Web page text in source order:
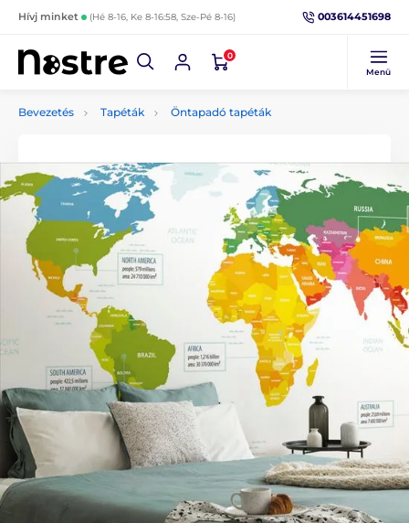
Hívj minket (Hé 8-16, Ke 8-16:58, Sze-Pé 8-16) 003614451698
0
Menü
Bevezetés Tapéták Öntapadó tapéták